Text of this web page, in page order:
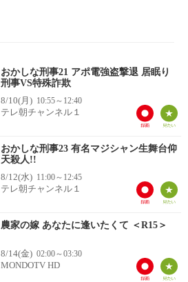
おかしな刑事21 アポ電強盗撃退 居眠り
刑事VS特殊詐欺
8/10(月) 10:55～12:40
テレ朝チャンネル１
おかしな刑事23 有名マジシャン生舞台仰
天殺人!!
8/12(水) 11:00～12:45
テレ朝チャンネル１
農家の嫁 あなたに逢いたくて ＜R15＞
8/14(金) 02:00～03:30
MONDOTV HD